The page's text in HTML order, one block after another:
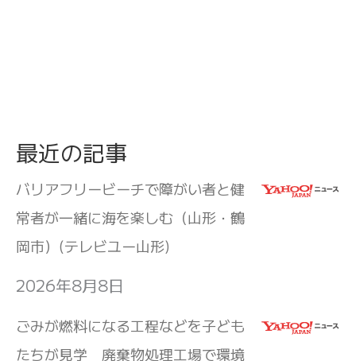
最近の記事
バリアフリービーチで障がい者と健
常者が一緒に海を楽しむ（山形・鶴
岡市）(テレビユー山形)
2026年8月8日
ごみが燃料になる工程などを子ども
たちが見学 廃棄物処理工場で環境